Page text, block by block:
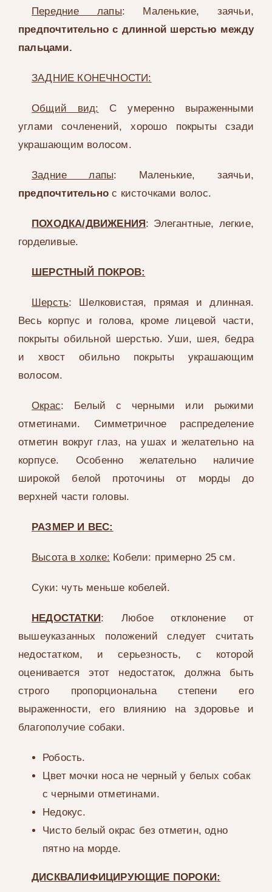
Передние лапы: Маленькие, заячьи,
предпочтительно с длинной шерстью между
пальцами.
ЗАДНИЕ КОНЕЧНОСТИ:
Общий вид: С умеренно выраженными
углами сочленений, хорошо покрыты сзади
украшающим волосом.
Задние лапы: Маленькие, заячьи,
предпочтительнос кисточками волос.
ПОХОДКА/ДВИЖЕНИЯ : Элегантные, легкие,
горделивые.
ШЕРСТНЫЙ ПОКРОВ:
Шерсть: Шелковистая, прямая и длинная.
Весь корпус и голова, кроме лицевой части,
покрыты обильной шерстью. Уши, шея, бедра
и хвост обильно покрыты украшающим
волосом.
Окрас: Белый с черными или рыжими
отметинами. Симметричное распределение
отметин вокруг глаз, на ушах и желательно на
корпусе. Особенно желательно наличие
широкой белой проточины от морды до
верхней части головы.
РАЗМЕР И ВЕС:
Высота в холке: Кобели: примерно 25 см.
Суки: чуть меньше кобелей.
НЕДОСТАТКИ : Любое отклонение от
вышеуказанных положений следует считать
недостатком, и серьезность, с которой
оценивается этот недостаток, должна быть
строго пропорциональна степени его
выраженности, его влиянию на здоровье и
благополучие собаки.
Робость.
Цвет мочки носа не черный у белых собак
с черными отметинами.
Недокус.
Чисто белый окрас без отметин, одно
пятно на морде.
ДИСКВАЛИФИЦИРУЮЩИЕ ПОРОКИ: